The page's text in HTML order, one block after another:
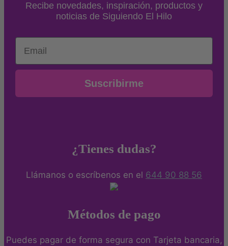
Recibe novedades, inspiración, productos y
noticias de Siguiendo El Hilo
Email
Suscribirme
¿Tienes dudas?
Llámanos o escríbenos en el 644 90 88 56
Métodos de pago
Puedes pagar de forma segura con Tarjeta bancaria,